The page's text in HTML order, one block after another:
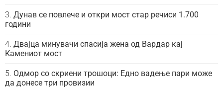
Дунав се повлече и откри мост стар речиси 1.700
години
Двајца минувачи спасија жена од Вардар кај
Камениот мост
Одмор со скриени трошоци: Едно вадење пари може
да донесе три провизии